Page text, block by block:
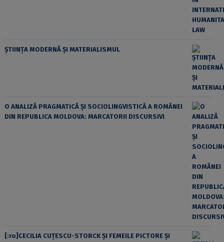
ȘTIINȚA MODERNĂ ȘI MATERIALISMUL
O ANALIZĂ PRAGMATICĂ ȘI SOCIOLINGVISTICĂ A ROMÂNEI
DIN REPUBLICA MOLDOVA: MARCATORII DISCURSIVI
[:ro]CECILIA CUŢESCU-STORCK ŞI FEMEILE PICTORE ŞI